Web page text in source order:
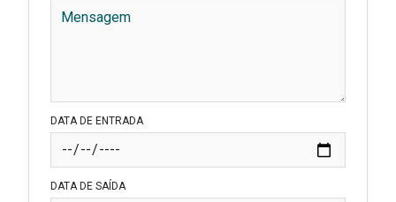
DATA DE ENTRADA
DATA DE SAÍDA